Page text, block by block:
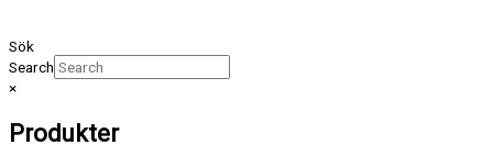
Sök
Search
×
Produkter